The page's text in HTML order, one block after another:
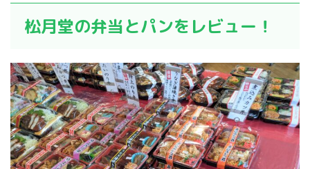
松月堂の弁当とパンをレビュー！